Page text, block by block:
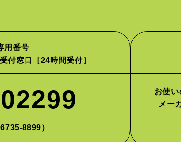
用番号
付窓口
［24時間受付］
8899）
お使い
メー